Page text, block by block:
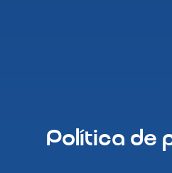
Política de